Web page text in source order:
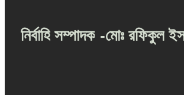
নির্বাহি সম্পাদক -মোঃ রফিকুল